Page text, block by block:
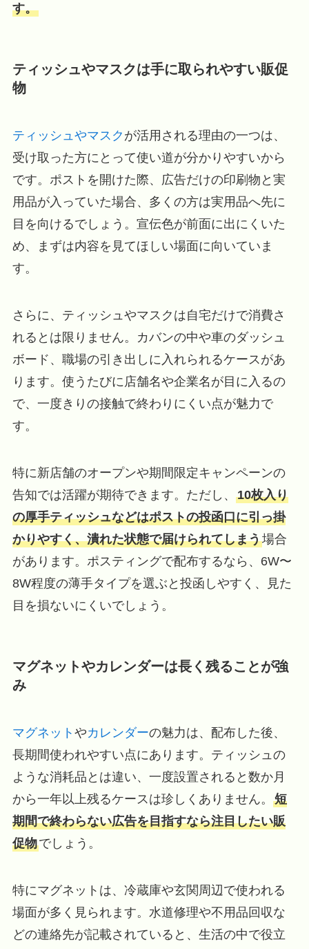
す。
ティッシュやマスクは手に取られやすい販促
物
ティッシュやマスク が活用される理由の一つは、
受け取った方にとって使い道が分かりやすいから
です。ポストを開けた際、広告だけの印刷物と実
用品が入っていた場合、多くの方は実用品へ先に
目を向けるでしょう。宣伝色が前面に出にくいた
め、まずは内容を見てほしい場面に向いていま
す。
さらに、ティッシュやマスクは自宅だけで消費さ
れるとは限りません。カバンの中や車のダッシュ
ボード、職場の引き出しに入れられるケースがあ
ります。使うたびに店舗名や企業名が目に入るの
で、一度きりの接触で終わりにくい点が魅力で
す。
特に新店舗のオープンや期間限定キャンペーンの
告知では活躍が期待できます。ただし、 10枚入り
の厚手ティッシュなどはポストの投函口に引っ掛
かりやすく、潰れた状態で届けられてしまう場合
があります。ポスティングで配布するなら、6W〜
8W程度の薄手タイプを選ぶと投函しやすく、見た
目を損ないにくいでしょう。
マグネットやカレンダーは長く残ることが強
み
マグネット やカレンダーの魅力は、配布した後、
長期間使われやすい点にあります。ティッシュの
ような消耗品とは違い、一度設置されると数か月
から一年以上残るケースは珍しくありません。 短
期間で終わらない広告を目指すなら注目したい販
促物でしょう。
特にマグネットは、冷蔵庫や玄関周辺で使われる
場面が多く見られます。水道修理や不用品回収な
どの連絡先が記載されていると、生活の中で役立